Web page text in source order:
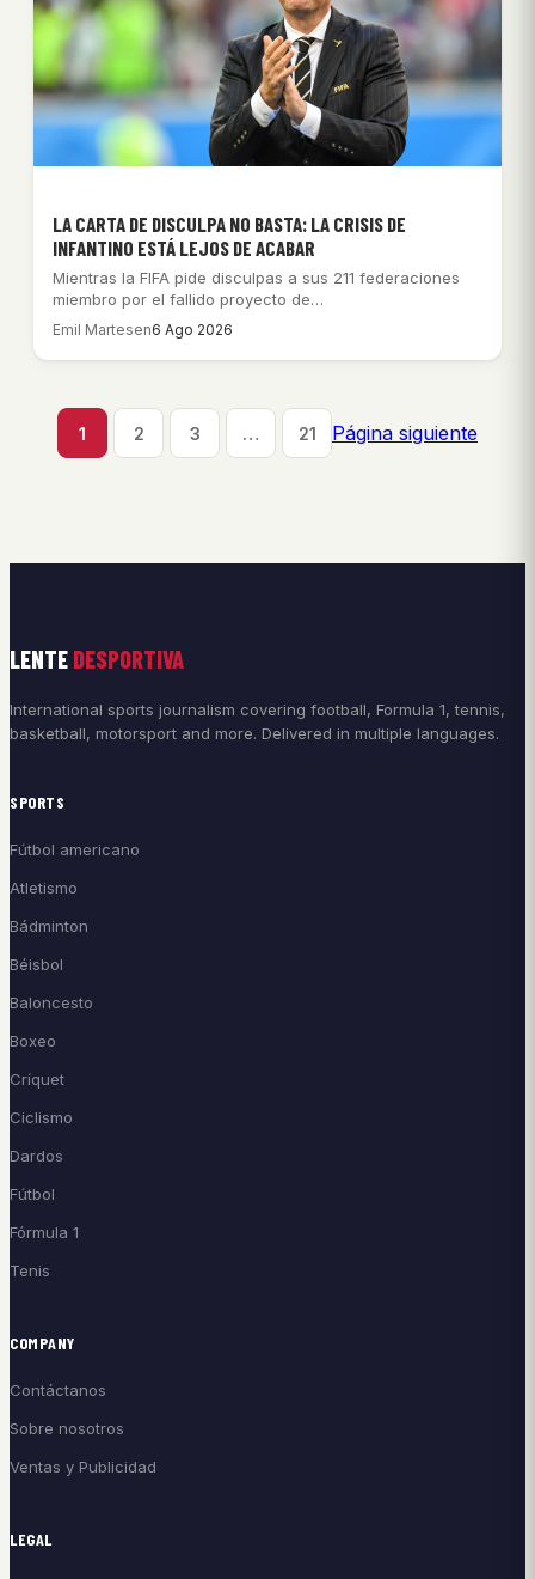
LA CARTA DE DISCULPA NO BASTA: LA CRISIS DE
INFANTINO ESTÁ LEJOS DE ACABAR
Mientras la FIFA pide disculpas a sus 211 federaciones
miembro por el fallido proyecto de…
Emil Martesen6 Ago 2026
1 2 3 … 21 Página siguiente
LENTE DESPORTIVA
International sports journalism covering football, Formula 1, tennis,
basketball, motorsport and more. Delivered in multiple languages.
SPORTS
Fútbol americano
Atletismo
Bádminton
Béisbol
Baloncesto
Boxeo
Críquet
Ciclismo
Dardos
Fútbol
Fórmula 1
Tenis
COMPANY
Contáctanos
Sobre nosotros
Ventas y Publicidad
LEGAL